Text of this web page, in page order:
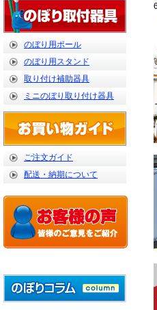
のぼり用ポール
のぼり用スタンド
取り付け補助器具
ミニのぼり取り付け器具
ご注文ガイド
配送・納期について